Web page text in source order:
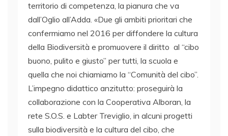
territorio di competenza, la pianura che va
dall’Oglio all’Adda. «Due gli ambiti prioritari che
confermiamo nel 2016 per diffondere la cultura
della Biodiversità e promuovere il diritto al “cibo
buono, pulito e giusto” per tutti, la scuola e
quella che noi chiamiamo la “Comunità del cibo”.
L’impegno didattico anzitutto: proseguirà la
collaborazione con la Cooperativa Alboran, la
rete S.O.S. e Labter Treviglio, in alcuni progetti
sulla biodiversità e la cultura del cibo, che